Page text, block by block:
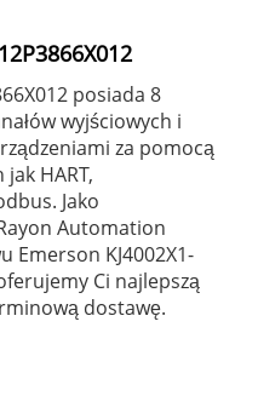
posiada 8
wyjściowych i
za pomocą
HART,
Jako
Automation
Emerson KJ4002X1-
Ci najlepszą
dostawę.